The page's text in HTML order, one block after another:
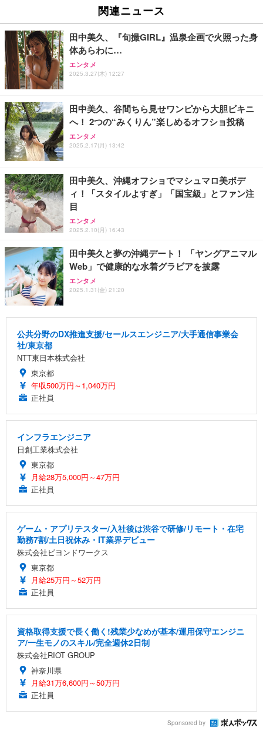
関連ニュース
田中美久、『旬撮GIRL』温泉企画で火照った身
体あらわに…
エンタメ
2025.3.27(木) 12:27
田中美久、谷間ちら見せワンピから大胆ビキニ
へ！ 2つの“みくりん”楽しめるオフショ投稿
エンタメ
2025.2.17(月) 13:42
田中美久、沖縄オフショでマシュマロ美ボデ
ィ！「スタイルよすぎ」「国宝級」とファン注
目
エンタメ
2025.2.10(月) 16:43
田中美久と夢の沖縄デート！ 「ヤングアニマル
Web」で健康的な水着グラビアを披露
エンタメ
2025.1.31(金) 21:20
公共分野のDX推進支援/セールスエンジニア/大手通信事業会
社/東京都
NTT東日本株式会社
東京都
年収500万円～1,040万円
正社員
インフラエンジニア
日創工業株式会社
東京都
月給28万5,000円～47万円
正社員
ゲーム・アプリテスター/入社後は渋谷で研修/リモート・在宅
勤務7割/土日祝休み・IT業界デビュー
株式会社ビヨンドワークス
東京都
月給25万円～52万円
正社員
資格取得支援で長く働く!残業少なめが基本/運用保守エンジニ
ア/一生モノのスキル/完全週休2日制
株式会社RIOT GROUP
神奈川県
月給31万6,600円～50万円
正社員
Sponsored by